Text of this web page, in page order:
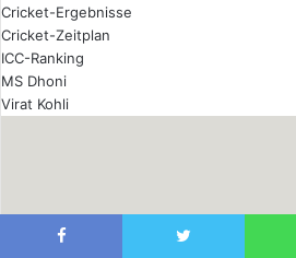
Cricket-Ergebnisse
Cricket-Zeitplan
ICC-Ranking
MS Dhoni
Virat Kohli